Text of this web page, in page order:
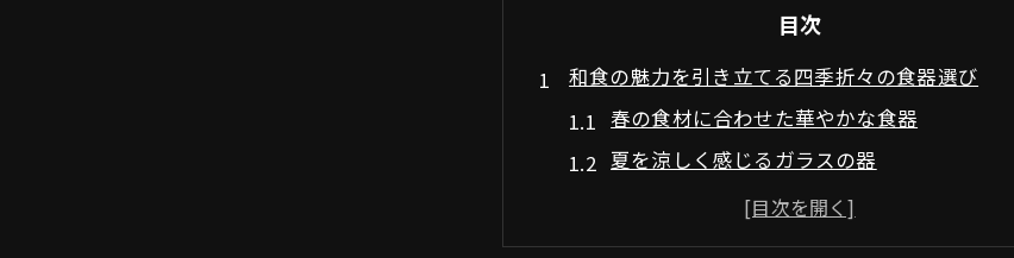
目次
和食の魅力を引き立てる四季折々の食器選び
春の食材に合わせた華やかな食器
夏を涼しく感じるガラスの器
秋の深みを演出する陶器
冬の温かみを感じる漆器